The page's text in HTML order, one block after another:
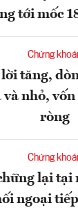
tới mốc
Chứng
tăng,
nhỏ,
ròng
Chứng
lại tại
ngoại